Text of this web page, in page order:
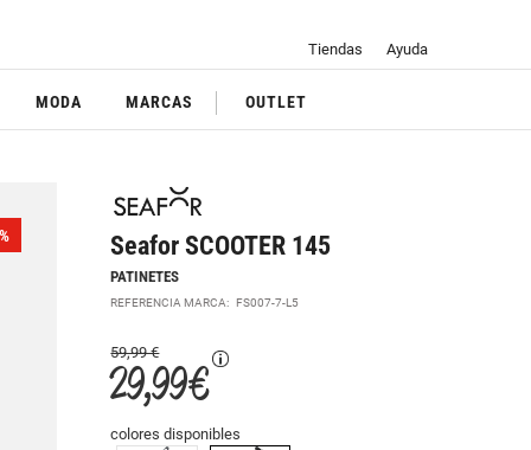
Tiendas Ayuda
MODA MARCAS OUTLET
Seafor SCOOTER 145
PATINETES
REFERENCIA MARCA:FS007-7-L5
59,99 €
29,99 €
colores disponibles
%